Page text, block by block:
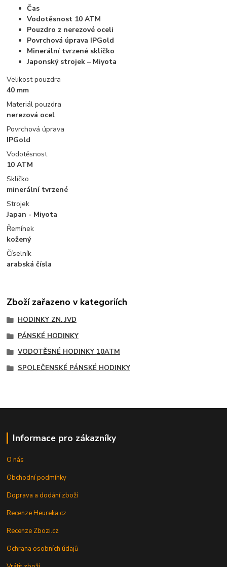
Čas
Vodotěsnost 10 ATM
Pouzdro z nerezové oceli
Povrchová úprava IPGold
Minerální tvrzené sklíčko
Japonský strojek – Miyota
Velikost pouzdra
40 mm
Materiál pouzdra
nerezová ocel
Povrchová úprava
IPGold
Vodotěsnost
10 ATM
Sklíčko
minerální tvrzené
Strojek
Japan - Miyota
Řemínek
kožený
Číselník
arabská čísla
Zboží zařazeno v kategoriích
HODINKY ZN. JVD
PÁNSKÉ HODINKY
VODOTĚSNÉ HODINKY 10ATM
SPOLEČENSKÉ PÁNSKÉ HODINKY
Informace pro zákazníky
O nás
Obchodní podmínky
Doprava a dodání zboží
Recenze Heureka.cz
Recenze Zbozi.cz
Ochrana osobních údajů